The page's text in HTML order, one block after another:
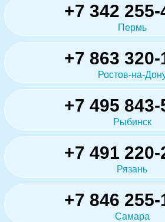
+7 342 255-
Пермь
+7 863 320-
Ростов-на-
+7 495 843-
Рыбинск
+7 491 220-
Рязань
+7 846 255-
Самара